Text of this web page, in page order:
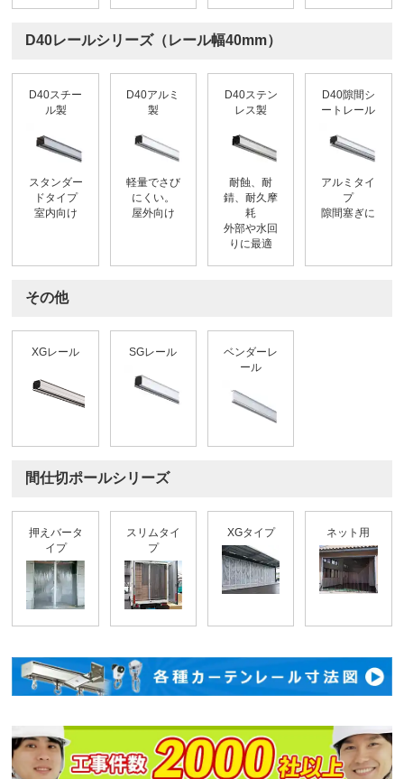
D40レールシリーズ（レール幅40mm）
D40スチー
ル製
スタンダー
ドタイプ
室内向け
D40アルミ
製
軽量でさび
にくい。
屋外向け
D40ステン
レス製
耐蝕、耐
錆、耐久摩
耗
外部や水回
りに最適
D40隙間シ
ートレール
アルミタイ
プ
隙間塞ぎに
その他
XGレール SGレール
ベンダーレ
ール
間仕切ポールシリーズ
押えバータ
イプ
スリムタイ
プ
XGタイプ ネット用